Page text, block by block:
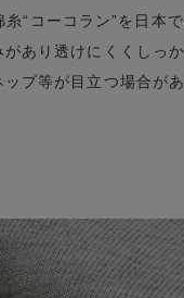
“コーコラン”を日本
あり透けにくくしっ
プ等が目立つ場合が